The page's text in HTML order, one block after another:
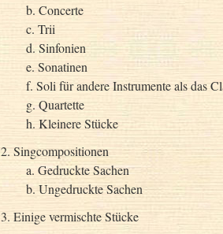
b. Concerte
c. Trii
d. Sinfonien
e. Sonatinen
f. Soli für andere Instrumente als das
g. Quartette
h. Kleinere Stücke
2. Singcompositionen
a. Gedruckte Sachen
b. Ungedruckte Sachen
3. Einige vermischte Stücke